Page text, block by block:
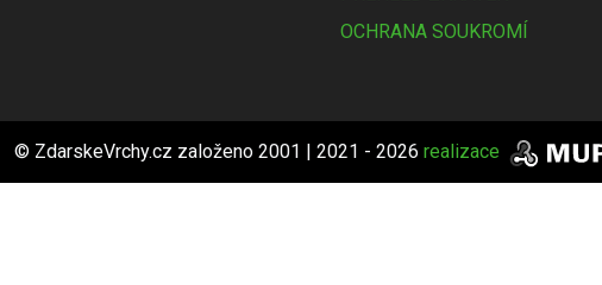
OCHRANA SOUKROMÍ
© ZdarskeVrchy.cz založeno 2001 | 2021 - 2026 realizace